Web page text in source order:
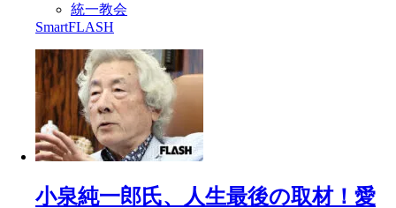
統一教会
SmartFLASH
小泉純一郎氏、人生最後の取材！愛